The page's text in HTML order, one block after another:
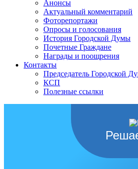
Анонсы
Актуальный комментарий
Фоторепортажи
Опросы и голосования
История Городской Думы
Почетные Граждане
Награды и поощрения
Контакты
Председатель Городской
КСП
Полезные ссылки